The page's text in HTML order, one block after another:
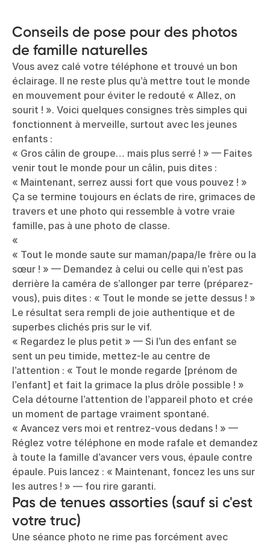
Conseils de pose pour des photos
de famille naturelles
Vous avez calé votre téléphone et trouvé un bon
éclairage. Il ne reste plus qu’à mettre tout le monde
en mouvement pour éviter le redouté « Allez, on
sourit ! ». Voici quelques consignes très simples qui
fonctionnent à merveille, surtout avec les jeunes
enfants :
« Gros câlin de groupe… mais plus serré ! » — Faites
venir tout le monde pour un câlin, puis dites :
« Maintenant, serrez aussi fort que vous pouvez ! »
Ça se termine toujours en éclats de rire, grimaces de
travers et une photo qui ressemble à votre vraie
famille, pas à une photo de classe.
«
« Tout le monde saute sur maman/papa/le frère ou la
sœur ! » — Demandez à celui ou celle qui n’est pas
derrière la caméra de s’allonger par terre (préparez-
vous), puis dites : « Tout le monde se jette dessus ! »
Le résultat sera rempli de joie authentique et de
superbes clichés pris sur le vif.
« Regardez le plus petit » — Si l’un des enfant se
sent un peu timide, mettez-le au centre de
l’attention : « Tout le monde regarde [prénom de
l’enfant] et fait la grimace la plus drôle possible ! »
Cela détourne l’attention de l’appareil photo et crée
un moment de partage vraiment spontané.
« Avancez vers moi et rentrez-vous dedans ! » —
Réglez votre téléphone en mode rafale et demandez
à toute la famille d’avancer vers vous, épaule contre
épaule. Puis lancez : « Maintenant, foncez les uns sur
les autres ! » — fou rire garanti.
Pas de tenues assorties (sauf si c'est
votre truc)
Une séance photo ne rime pas forcément avec